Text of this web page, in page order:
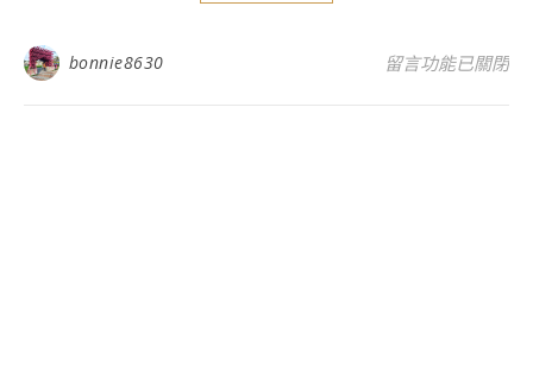
bonnie8630 在〈大雅與中科
留言功能已關閉